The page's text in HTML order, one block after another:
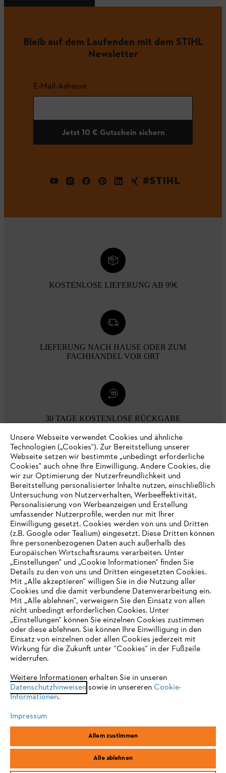
Bleib auf dem Laufenden mit dem STIHL
Newsletter
E-Mail-Adresse
Jetzt 10 € Gutschein sichern
#STIHL
KOSTENLOSE LIEFERUNG AB 99€
LIEFERUNG NACH HAUSE ODER ZUM
FACHHANDEL VOR ORT
30 TAGE KOSTENLOSE RÜCKGABE
Zahlungsmöglichkeiten
Unternehmen
Online Shop
Service
Allgemeine Geschäftsbedingungen
Impressum Cookies Rechtliche Informationen
STIHL Vertriebszentrale AG & Co. KG, D-64807 Dieburg
IHR BROWSER WIRD NICHT
UNTERSTÜTZT
eine optimale Nutzung unserer Seite empfehlen wir Ihnen, zu
einem der folgenden Browser zu wechseln:
Firefox Chrome
Unsere Webseite verwendet Cookies und ähnliche
Technologien („Cookies“). Zur Bereitstellung unserer
Webseite setzen wir bestimmte „unbedingt erforderliche
Cookies" auch ohne Ihre Einwilligung. Andere Cookies, die
wir zur Optimierung der Nutzerfreundlichkeit und
Bereitstellung personalisierter Inhalte nutzen, einschließlich
Untersuchung von Nutzerverhalten, Werbeeffektivität,
Personalisierung von Werbeanzeigen und Erstellung
umfassender Nutzerprofile, werden nur mit Ihrer
Einwilligung gesetzt. Cookies werden von uns und Dritten
(z.B. Google oder Tealium) eingesetzt. Diese Dritten können
Ihre personenbezogenen Daten auch außerhalb des
Europäischen Wirtschaftsraums verarbeiten. Unter
„Einstellungen" und „Cookie Informationen“ finden Sie
Details zu den von uns und Dritten eingesetzten Cookies.
Mit „Alle akzeptieren“ willigen Sie in die Nutzung aller
Cookies und die damit verbundene Datenverarbeitung ein.
Mit „Alle ablehnen“, verweigern Sie den Einsatz von allen
nicht unbedingt erforderlichen Cookies. Unter
„Einstellungen“ können Sie einzelnen Cookies zustimmen
oder diese ablehnen. Sie können Ihre Einwilligung in den
Einsatz von einzelnen oder allen Cookies jederzeit mit
Wirkung für die Zukunft unter “Cookies“ in der Fußzeile
widerrufen.
Weitere Informationen erhalten Sie in unseren
Datenschutzhinweisensowie in unsereren Cookie-
Informationen.
Impressum
Allem zustimmen
Alle ablehnen